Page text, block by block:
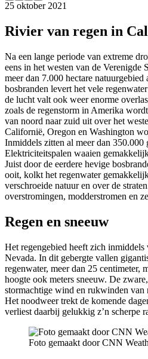
25 oktober 2021
Rivier van regen in
Na een lange periode van extreme
eens in het westen van de Verenigde
meer dan 7.000 hectare
bosbranden levert het vele
de lucht valt ook weer enorme
zoals de regenstorm in Amerika
van noord naar zuid uit over het
Californië, Oregon en Washington
Inmiddels zitten al meer dan 350.000
Elektriciteitspalen waaien
Juist door de eerdere hevige
ooit, kolkt het regenwater
verschroeide natuur en over de
overstromingen, modderstromen en
Regen en sneeuw
Het regengebied heeft zich inmiddels
Nevada. In dit gebergte vallen
regenwater, meer dan 25 centimeter,
hoogte ook meters sneeuw. De
stormachtige wind en rukwinden van
Het noodweer trekt de komende
verliest daarbij gelukkig z’n scherpe
Foto gemaakt door CNN